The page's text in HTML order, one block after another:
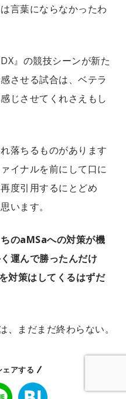
言葉にならなかったわ
』の競技シーンが新た
させる試合は、ベテラ
じさせてくれさえもし
落ちるものがあります
イナルを前にして口に
度引用するにとどめ
います。
のaMSaへの対策が機
運んで勝ったんだけ
対策はしてくるはずだ
まだまだ終わらない。
ェアする